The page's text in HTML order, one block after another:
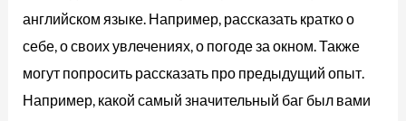
английском языке. Например, рассказать кратко о
себе, о своих увлечениях, о погоде за окном. Также
могут попросить рассказать про предыдущий опыт.
Например, какой самый значительный баг был вами